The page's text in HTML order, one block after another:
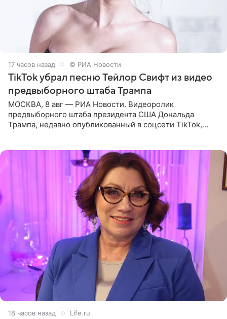
17 часов назад © РИА Новости
TikTok убрал песню Тейлор Свифт из видео
предвыборного штаба Трампа
МОСКВА, 8 авг — РИА Новости. Видеоролик
предвыборного штаба президента США Дональда
Трампа, недавно опубликованный в соцсети TikTok,
18 часов назад Life.ru